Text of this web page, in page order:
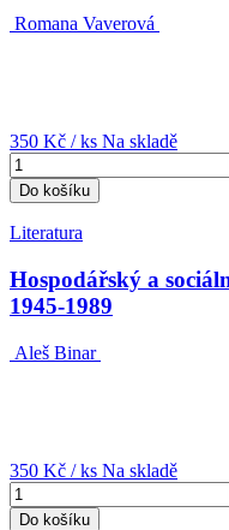
Romana Vaverová
350 Kč / ks Na skladě
Do košíku
Literatura
Hospodářský a
1945-1989
Aleš Binar
350 Kč / ks Na skladě
Do košíku